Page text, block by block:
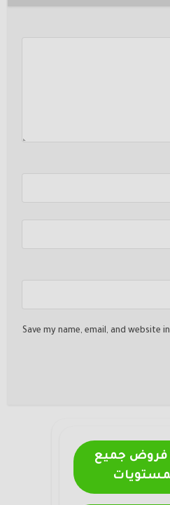
Save my name, email, and website
فروض جميع